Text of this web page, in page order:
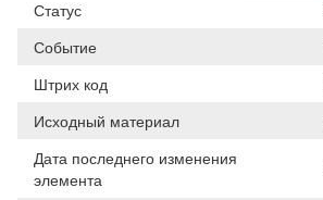
Статус
Событие
Штрих код
Исходный материал
Дата последнего изменения
элемента